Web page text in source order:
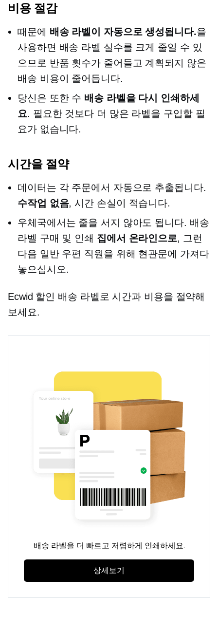
비용 절감
때문에 배송 라벨이 자동으로 생성됩니다.을
사용하면 배송 라벨 실수를 크게 줄일 수 있
으므로 반품 횟수가 줄어들고 계획되지 않은
배송 비용이 줄어듭니다.
당신은 또한 수 배송 라벨을 다시 인쇄하세
요. 필요한 것보다 더 많은 라벨을 구입할 필
요가 없습니다.
시간을 절약
데이터는 각 주문에서 자동으로 추출됩니다.
수작업 없음, 시간 손실이 적습니다.
우체국에서는 줄을 서지 않아도 됩니다. 배송
라벨 구매 및 인쇄 집에서 온라인으로, 그런
다음 일반 우편 직원을 위해 현관문에 가져다
놓으십시오.
Ecwid 할인 배송 라벨로 시간과 비용을 절약해
보세요.
배송 라벨을 더 빠르고 저렴하게 인쇄하세요.
상세보기